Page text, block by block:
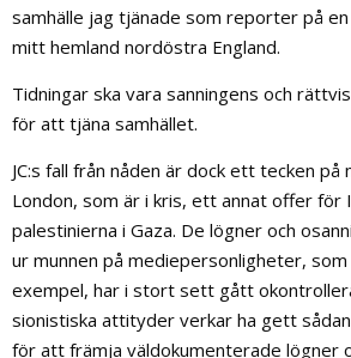
samhälle jag tjänade som reporter på
mitt hemland nordöstra England.
Tidningar ska vara sanningens och
för att tjäna samhället.
JC:s fall från nåden är dock ett tecken på
London, som är i kris, ett annat offer för
palestinierna i Gaza. De lögner och
ur munnen på mediepersonligheter, som
exempel, har i stort sett gått
sionistiska attityder verkar ha gett
för att främja väldokumenterade lögner